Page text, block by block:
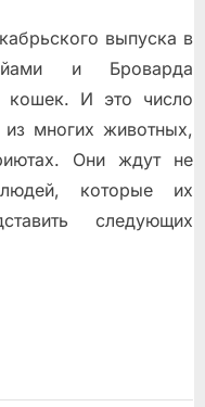
выпуска в
и Броварда
кошек. И это число
из многих животных,
Они ждут не
которые их
следующих